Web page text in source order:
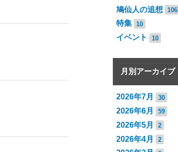
鳩仙人の追想 106
特集 10
イベント 10
月別アーカイブ
2026年7月 30
2026年6月 59
2026年5月 2
2026年4月 2